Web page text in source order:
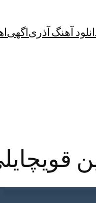
آهنگ آذریاگهی